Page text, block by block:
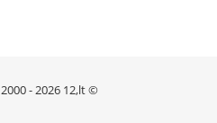
2000 - 2026 12,lt ©